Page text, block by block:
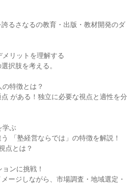
るさなるの教育・出版・教材開発のダ
リットを理解する
択肢を考える。
特徴とは？
がある！独立に必要な視点と適性を分
学ぶ
「塾経営ならでは」の特徴を解説！
点とは？
ンに挑戦！
ージしながら、市場調査・地域選定・